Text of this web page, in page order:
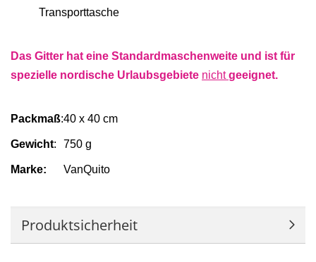
Transporttasche
Das Gitter hat eine Standardmaschenweite und ist für
spezielle nordische Urlaubsgebiete nichtgeeignet.
Packmaß:40 x 40 cm
Gewicht: 750 g
Marke: VanQuito
Produktsicherheit